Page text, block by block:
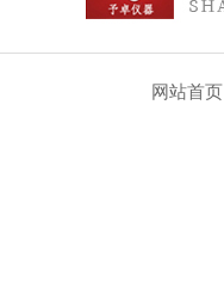
网站首页